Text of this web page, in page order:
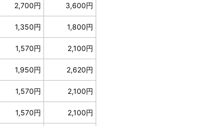
2,700円 3,600円
1,350円 1,800円
1,570円 2,100円
1,950円 2,620円
1,570円 2,100円
1,570円 2,100円